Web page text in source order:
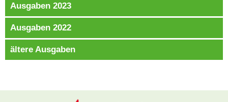
Ausgaben 2023
Ausgaben 2022
ältere Ausgaben